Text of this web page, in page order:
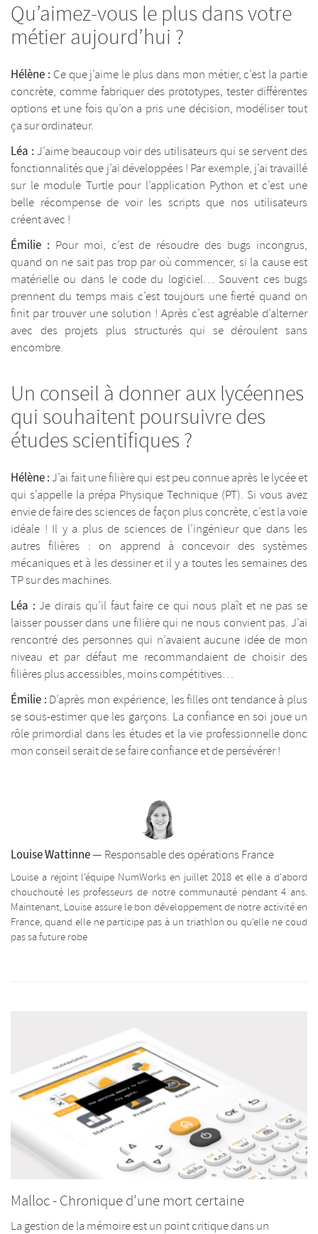
Qu’aimez-vous le plus dans votre
métier aujourd’hui ?
Hélène : Ce que j’aime le plus dans mon métier, c’est la partie
concrète, comme fabriquer des prototypes, tester différentes
options et une fois qu’on a pris une décision, modéliser tout
ça sur ordinateur.
Léa : J’aime beaucoup voir des utilisateurs qui se servent des
fonctionnalités que j’ai développées ! Par exemple, j’ai travaillé
sur le module Turtle pour l’application Python et c’est une
belle récompense de voir les scripts que nos utilisateurs
créent avec !
Émilie : Pour moi, c’est de résoudre des bugs incongrus,
quand on ne sait pas trop par où commencer, si la cause est
matérielle ou dans le code du logiciel… Souvent ces bugs
prennent du temps mais c’est toujours une fierté quand on
finit par trouver une solution ! Après c’est agréable d’alterner
avec des projets plus structurés qui se déroulent sans
encombre.
Un conseil à donner aux lycéennes
qui souhaitent poursuivre des
études scientifiques ?
Hélène : J’ai fait une filière qui est peu connue après le lycée et
qui s’appelle la prépa Physique Technique (PT). Si vous avez
envie de faire des sciences de façon plus concrète, c’est la voie
idéale ! Il y a plus de sciences de l’ingénieur que dans les
autres filières : on apprend à concevoir des systèmes
mécaniques et à les dessiner et il y a toutes les semaines des
TP sur des machines.
Léa : Je dirais qu’il faut faire ce qui nous plaît et ne pas se
laisser pousser dans une filière qui ne nous convient pas. J’ai
rencontré des personnes qui n’avaient aucune idée de mon
niveau et par défaut me recommandaient de choisir des
filières plus accessibles, moins compétitives…
Émilie : D’après mon expérience, les filles ont tendance à plus
se sous-estimer que les garçons. La confiance en soi joue un
rôle primordial dans les études et la vie professionnelle donc
mon conseil serait de se faire confiance et de persévérer !
Louise Wattinne— Responsable des opérations France
Louise a rejoint l'équipe NumWorks en juillet 2018 et elle a d'abord
chouchouté les professeurs de notre communauté pendant 4 ans.
Maintenant, Louise assure le bon développement de notre activité en
France, quand elle ne participe pas à un triathlon ou qu'elle ne coud
pas sa future robe
Malloc - Chronique d'une mort certaine
La gestion de la mémoire est un point critique dans un